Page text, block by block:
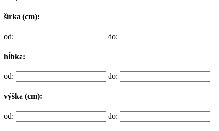
šírka (cm):
od: do:
hĺbka:
od: do:
výška (cm):
od: do: